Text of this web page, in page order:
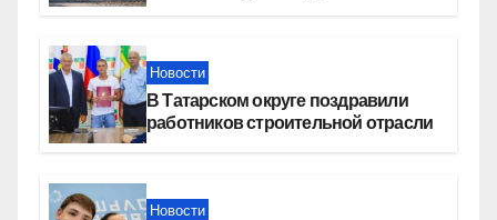
Новости
В Татарском округе поздравили
работников строительной отрасли
Новости